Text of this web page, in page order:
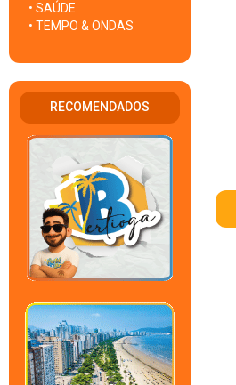
• SAÚDE
• TEMPO & ONDAS
RECOMENDADOS